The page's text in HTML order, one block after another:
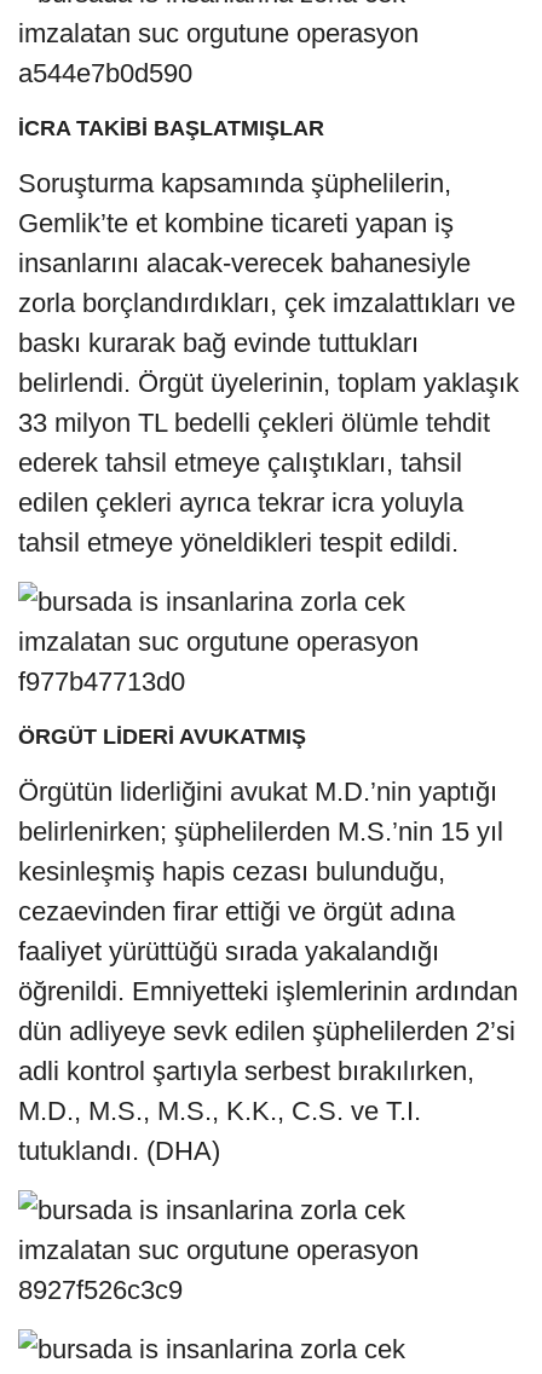
İCRA TAKİBİ BAŞLATMIŞLAR
Soruşturma kapsamında şüphelilerin,
Gemlik’te et kombine ticareti yapan iş
insanlarını alacak-verecek bahanesiyle
zorla borçlandırdıkları, çek imzalattıkları ve
baskı kurarak bağ evinde tuttukları
belirlendi. Örgüt üyelerinin, toplam yaklaşık
33 milyon TL bedelli çekleri ölümle tehdit
ederek tahsil etmeye çalıştıkları, tahsil
edilen çekleri ayrıca tekrar icra yoluyla
tahsil etmeye yöneldikleri tespit edildi.
ÖRGÜT LİDERİ AVUKATMIŞ
Örgütün liderliğini avukat M.D.’nin yaptığı
belirlenirken; şüphelilerden M.S.’nin 15 yıl
kesinleşmiş hapis cezası bulunduğu,
cezaevinden firar ettiği ve örgüt adına
faaliyet yürüttüğü sırada yakalandığı
öğrenildi. Emniyetteki işlemlerinin ardından
dün adliyeye sevk edilen şüphelilerden 2’si
adli kontrol şartıyla serbest bırakılırken,
M.D., M.S., M.S., K.K., C.S. ve T.I.
tutuklandı. (DHA)